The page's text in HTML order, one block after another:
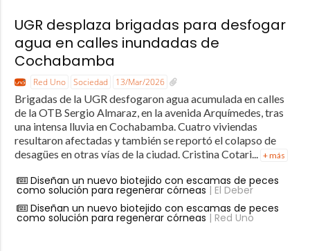
UGR desplaza brigadas para desfogar
agua en calles inundadas de
Cochabamba
Red Uno Sociedad 13/Mar/2026
Brigadas de la UGR desfogaron agua acumulada en calles
de la OTB Sergio Almaraz, en la avenida Arquímedes, tras
una intensa lluvia en Cochabamba. Cuatro viviendas
resultaron afectadas y también se reportó el colapso de
desagües en otras vías de la ciudad. Cristina Cotari...
+ más
Diseñan un nuevo biotejido con escamas de peces
como solución para regenerar córneas | El Deber
Diseñan un nuevo biotejido con escamas de peces
como solución para regenerar córneas | Red Uno